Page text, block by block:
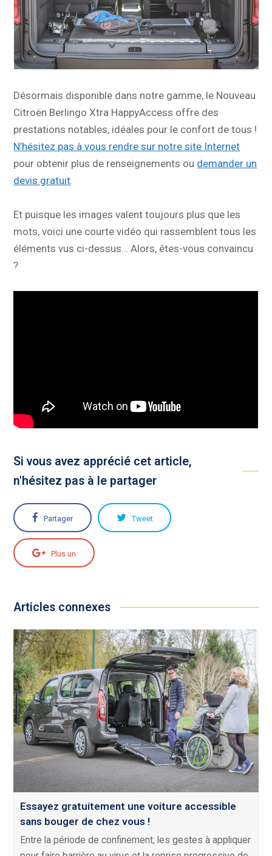
Désormais disponible dans notre gamme, le Nouveau
Citroën Berlingo Xtra HappyAccess offre des
prestations notables, idéales pour le confort de tous !
N’hésitez pas à vous rendre sur notre site Internet
pour obtenir plus de renseignements ou demander un
devis gratuit
Et puisque les images valent toujours plus que les
mots, voici une courte vidéo qui rassemblent tous les
éléments vus ci-dessus… Alors, êtes-vous convaincu
?
Si vous avez apprécié cet article,
n'hésitez pas à le partager
Partager Tweet
Plus un
Articles connexes
Essayez gratuitement une voiture accessible
sans bouger de chez vous !
Entre la période de confinement, les gestes à appliquer